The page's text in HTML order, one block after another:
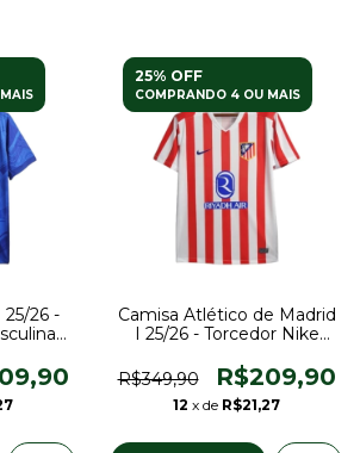
25/26 -
-
25% OFF
COMPRANDO 4 OU MAIS
Camisa Atlético de Madrid
I 25/26 - Torcedor Nike
vermelha
R$349,90 R$209,90
12 x de R$21,27